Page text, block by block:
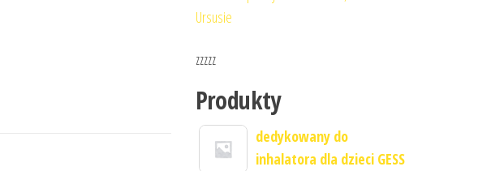
Ursusie
zzzzz
Produkty
dedykowany do
inhalatora dla dzieci GESS